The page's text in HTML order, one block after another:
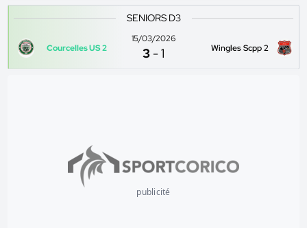
SENIORS D3
Courcelles US 2
15/03/2026
3 -1 Wingles Scpp 2
publicité